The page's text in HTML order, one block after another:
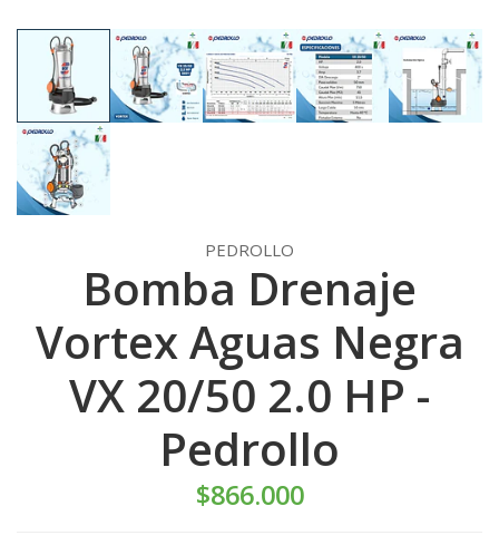
PEDROLLO
Bomba Drenaje
Vortex Aguas Negra
VX 20/50 2.0 HP -
Pedrollo
$866.000